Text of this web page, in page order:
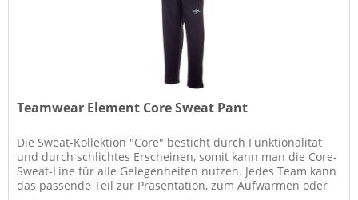
Teamwear Element Core Sweat Pant
Die Sweat-Kollektion "Core" besticht durch Funktionalität
und durch schlichtes Erscheinen, somit kann man die Core-
Sweat-Line für alle Gelegenheiten nutzen. Jedes Team kann
das passende Teil zur Präsentation, zum Aufwärmen oder